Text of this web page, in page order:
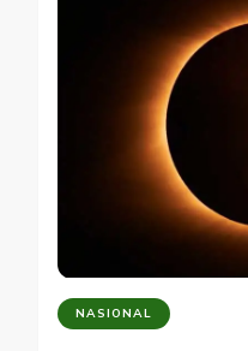
NASIONAL